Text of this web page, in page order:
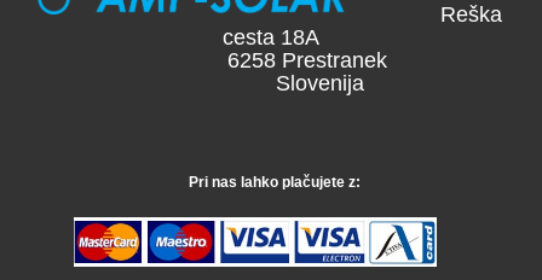
Reška
cesta 18A
6258 Prestranek
Slovenija
Pri nas lahko plačujete z: